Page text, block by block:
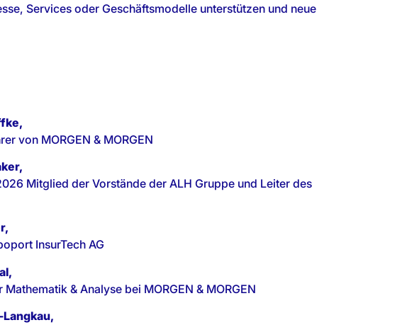
Services oder Geschäftsmodelle unterstützen und neue
von MORGEN & MORGEN
Mitglied der Vorstände der ALH Gruppe und Leiter des
InsurTech AG
Mathematik & Analyse bei MORGEN & MORGEN